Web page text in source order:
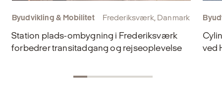
Byudvikling & Mobilitet Frederiksværk, Danmark
Station plads-ombygning i Frederiksværk
forbedrer transitadgang og rejseoplevelse
ved